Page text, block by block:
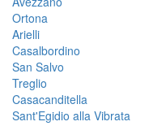
Ortona
Arielli
Casalbordino
San Salvo
Treglio
Casacanditella
Sant'Egidio alla Vibrata